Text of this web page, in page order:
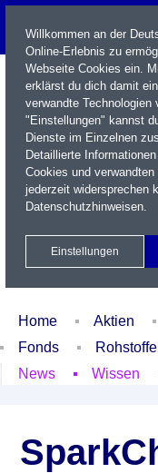
Name / WKN / ISIN / Kürzel
Xetra Realtime
Home Aktien
Fonds
Rohstoffe
News
Wissen
Willkommen an der
Online-Erlebnis zu
Webseite Cookies ein.
erklärst du dich damit
verwandte Technologien
"Einstellungen" kannst
Dienste im Einzelnen
Detaillierte
Cookies und
jederzeit widersprechen
Datenschutzhinweisen.
Einstellungen